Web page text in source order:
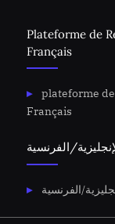
Plateforme de
Français
plateforme
Français
الفرنسية
الفرنسية